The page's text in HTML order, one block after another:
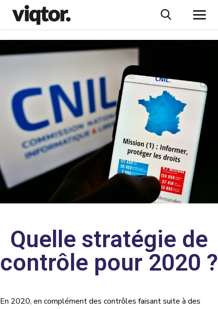
Quelle stratégie de
contrôle pour 2020 ?
En 2020, en complément des contrôles faisant suite à des